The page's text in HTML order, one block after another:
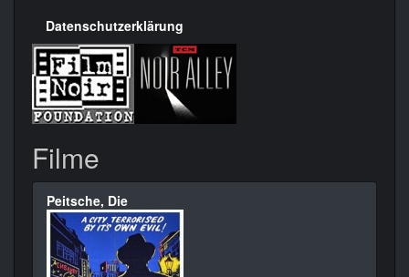
Datenschutzerklärung
Filme
Peitsche, Die